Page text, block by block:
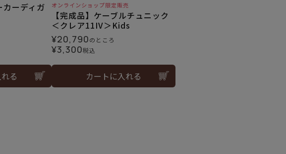
カーディガ
る
オンラインショップ限定販売
【完成品】ケーブルチュニック
＜クレア11IV＞Kids
¥20,790のところ
¥3,300税込
カートに入れる